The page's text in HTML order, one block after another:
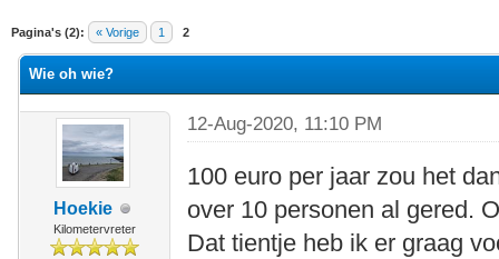
Pagina's (2): « Vorige 1 2
waardering is 0
Wie oh wie?
Hoekie
Kilometervreter
12-Aug-2020, 11:10 PM
100 euro per jaar zou het
over 10 personen al gered.
Dat tientje heb ik er graag